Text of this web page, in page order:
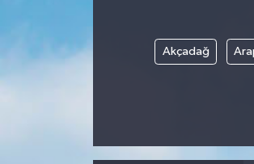
Akçadağ